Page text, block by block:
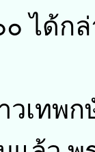
ได้กล่
เทพก